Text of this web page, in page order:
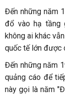
Đến những năm
đổ vào hạ tầng
không ai khác
quốc tế lớn được
Đến những năm
quảng cáo để
này gọi là năm